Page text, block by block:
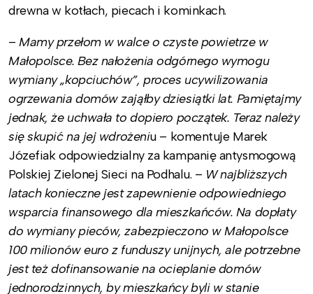
drewna w kotłach, piecach i kominkach.
– Mamy przełom w walce o czyste powietrze w
Małopolsce. Bez nałożenia odgórnego wymogu
wymiany „kopciuchów”, proces ucywilizowania
ogrzewania domów zająłby dziesiątki lat. Pamiętajmy
jednak, że uchwała to dopiero początek. Teraz należy
się skupić na jej wdrożeniu – komentuje Marek
Józefiak odpowiedzialny za kampanię antysmogową
Polskiej Zielonej Sieci na Podhalu. – W najbliższych
latach konieczne jest zapewnienie odpowiedniego
wsparcia finansowego dla mieszkańców. Na dopłaty
do wymiany pieców, zabezpieczono w Małopolsce
100 milionów euro z funduszy unijnych, ale potrzebne
jest też dofinansowanie na ocieplanie domów
jednorodzinnych, by mieszkańcy byli w stanie